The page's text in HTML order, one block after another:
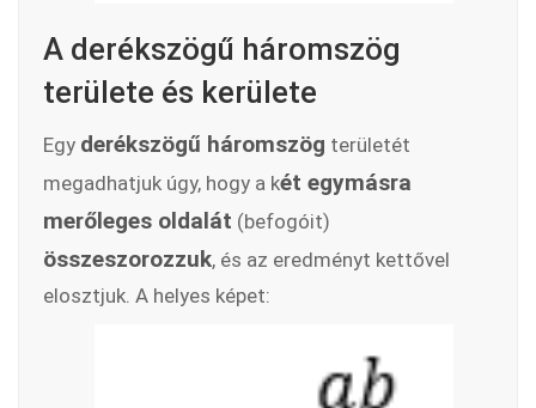
A derékszögű háromszög
területe és kerülete
Egy derékszögű háromszög területét
megadhatjuk úgy, hogy a két egymásra
merőleges oldalát (befogóit)
összeszorozzuk, és az eredményt kettővel
elosztjuk. A helyes képet: